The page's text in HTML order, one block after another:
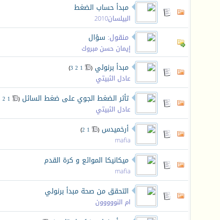
مبدأ حساب الضغط
البيلسان2010
منقول: سؤال
إيمان حسن مبروك
مبدأ برنولي (
1
2
3
)
عادل الثبيتي
تأثر الضغط الجوي على ضغط السائل (
1
2
عادل الثبيتي
أرخميدس (
1
2
)
mafia
ميكانيكا الموائع و كرة القدم
mafia
التحقق من صحة مبدأ برنولي
ام النووووون